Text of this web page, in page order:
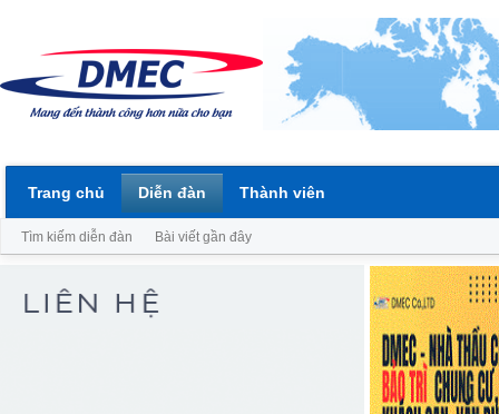
Trang chủ Diễn đàn
Tìm kiếm diễn đàn Bài viết gần đây
Thành viên